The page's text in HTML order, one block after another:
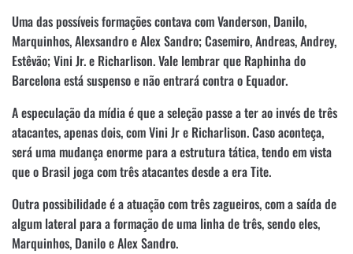
Uma das possíveis formações contava com Vanderson, Danilo,
Marquinhos, Alexsandro e Alex Sandro; Casemiro, Andreas, Andrey,
Estêvão; Vini Jr. e Richarlison. Vale lembrar que Raphinha do
Barcelona está suspenso e não entrará contra o Equador.
A especulação da mídia é que a seleção passe a ter ao invés de três
atacantes, apenas dois, com Vini Jr e Richarlison. Caso aconteça,
será uma mudança enorme para a estrutura tática, tendo em vista
que o Brasil joga com três atacantes desde a era Tite.
Outra possibilidade é a atuação com três zagueiros, com a saída de
algum lateral para a formação de uma linha de três, sendo eles,
Marquinhos, Danilo e Alex Sandro.